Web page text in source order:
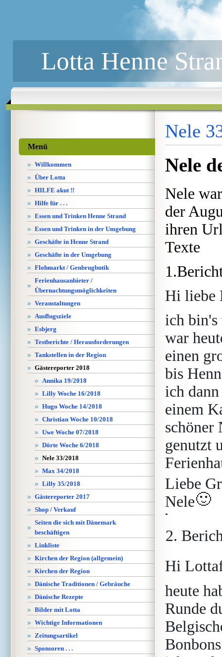
Lotta Henne
Menü
Willkommen
Über Lotta
HILFE akut !!
Hilfe für . . .
Essen und Trinken Henne Strand
Essen und Trinken in der Umgebung
Geschäfte in Henne Strand
Geschäfte in der Umgebung
Flohmarkt / Genbrugbutik
Ferienhausanbieter /
Übernachtungsmöglichkeiten
Veranstaltungen
Ausflugsziele
Esbjerg
Testberichte / Herausforderungen
Tankstellen in der Region
Gästereporter 2018
Annika 19/2018
Lilly Woche 16/2018
Hugo Woche 14/2018
Christian Woche 10/2018
Uwe Woche 07/2018
Dörte Woche 6/2018
Nele 33/2018
Max 34/2018
Lilly 35/2018
Gästereporter 2017
Shop / Verkauf
Seiten die sich mit Dänemark
beschäftigen
Linkliste
Kirchen der Region (allgemein)
Kirchen der Region
Dänische Traditionen / Gebräuche
Dänische Rezepte
Bilder mit Lotta
Wichtige Informationen
Zeitungsartikel
Sponsoren . . .
Nele
Nele
Nele
der
ihren
Texte
Hi liebe
ich bin's
war
einen
bis
ich
einem
schöner
genutzt
Liebe
Nele🙂
2.
Hi
heute
Runde